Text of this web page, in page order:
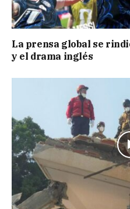
La prensa global se
y el drama inglés